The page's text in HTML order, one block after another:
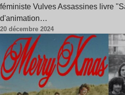
féministe Vulves Assassines livre
d'animation…
20 décembre 2024